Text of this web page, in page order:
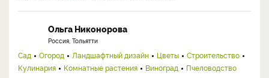
Ольга Никонорова
Россия, Тольятти
Сад Огород Ландшафтный дизайн Цветы
Строительство
Кулинария
Комнатные растения Виноград
Пчеловодство